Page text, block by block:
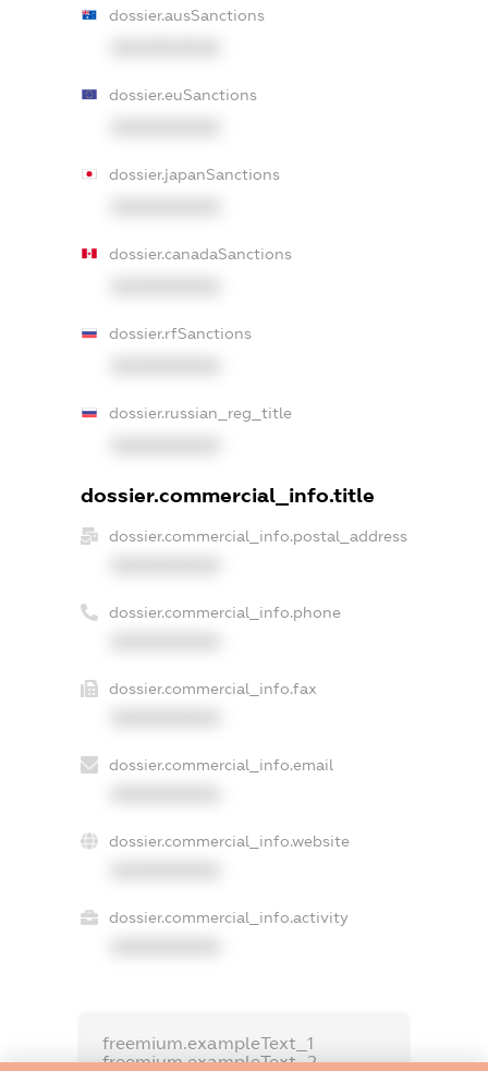
dossier.ausSanctions
dossier.euSanctions
dossier.japanSanctions
dossier.canadaSanctions
dossier.rfSanctions
dossier.russian_reg_title
dossier.commercial_info.title
dossier.commercial_info.postal_address
dossier.commercial_info.phone
dossier.commercial_info.fax
dossier.commercial_info.email
dossier.commercial_info.website
dossier.commercial_info.activity
freemium.exampleText_1
freemium.exampleText_2